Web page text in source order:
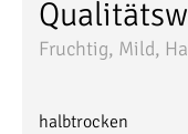
Fruchtig, Mild,
halbtrocken